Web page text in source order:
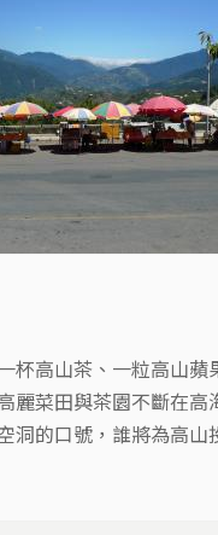
杯高山茶、一粒高山蘋
麗菜田與茶園不斷在高
洞的口號，誰將為高山